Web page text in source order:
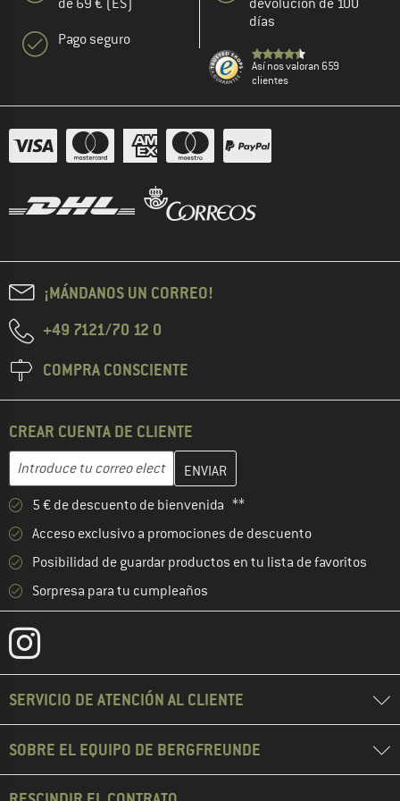
de 69 € (ES)
Pago seguro
devolución de 100
días
Así nos valoran 659
clientes
¡MÁNDANOS UN CORREO!
+49 7121/70 12 0
COMPRA CONSCIENTE
CREAR CUENTA DE CLIENTE
Dirección de correo electrónico
Introduce aquí tu dirección de correo electrónico y crea tu
5 € de descuento de bienvenida **
Acceso exclusivo a promociones de descuento
Posibilidad de guardar productos en tu lista de favoritos
Sorpresa para tu cumpleaños
SERVICIO DE ATENCIÓN AL CLIENTE
SOBRE EL EQUIPO DE BERGFREUNDE